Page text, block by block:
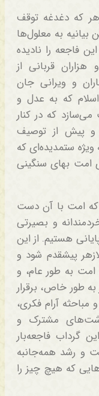
که دغدغه توقف
بیانیه به معلول‌ها
فاجعه را نادیده
قربانی از
و ویرانی جان
که به عدل و
که در کنار
و پیش از توصیف
ویژه ستمدیده‌ای که
امت بهای سنگینی
که امت با آن دست
و بصیرتی
هستیم. از این
پیشقدم شود و
امت به طور عام، و
طور خاص، برقرار
آرام فکری،
مشترک و
گرداب فاجعه‌بار
و رشد همه‌جانبه
که هیچ چیز را